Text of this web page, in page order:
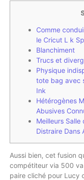
Comme
le Cricut L k
Blanchiment
Trucs et
Physique
tote bag avec
Ink
Hétérogènes
Abusives
Meilleurs
Distraire Dans
Aussi bien, cet fusion
compétiteur via 500 va
paire cliché pour Lucy